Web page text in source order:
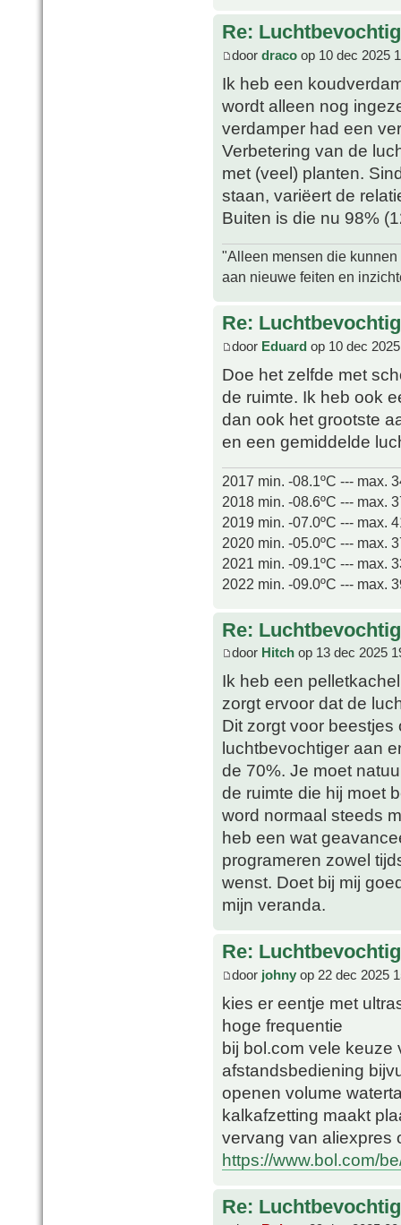
Re:
door draco op 10 dec 2025
Ik heb een
wordt alleen nog
verdamper had een
Verbetering van de
met (veel) planten.
staan, variëert de
Buiten is die nu 98%
"Alleen mensen die
aan nieuwe feiten en
Re:
door Eduard op 10 dec
Doe het zelfde met
de ruimte. Ik heb ook
dan ook het grootste
en een gemiddelde
2017 min. -08.1ºC --- max.
2018 min. -08.6ºC --- max.
2019 min. -07.0ºC --- max.
2020 min. -05.0ºC --- max.
2021 min. -09.1ºC --- max.
2022 min. -09.0ºC --- max.
Re:
door Hitch op 13 dec 2025
Ik heb een
zorgt ervoor dat de
Dit zorgt voor
luchtbevochtiger aan
de 70%. Je moet
de ruimte die hij moet
word normaal steeds
heb een wat
programeren zowel
wenst. Doet bij mij
mijn veranda.
Re:
door johny op 22 dec 2025
kies er eentje met
hoge frequentie
bij bol.com vele keuze
afstandsbediening
openen volume
kalkafzetting maakt
vervang van aliexpres
https://www.bol.com/
Re: